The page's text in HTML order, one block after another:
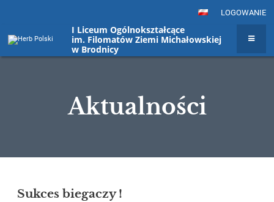
LOGOWANIE
I Liceum Ogólnokształcące
im. Filomatów Ziemi Michałowskiej
w Brodnicy
Aktualności
Sukces biegaczy !